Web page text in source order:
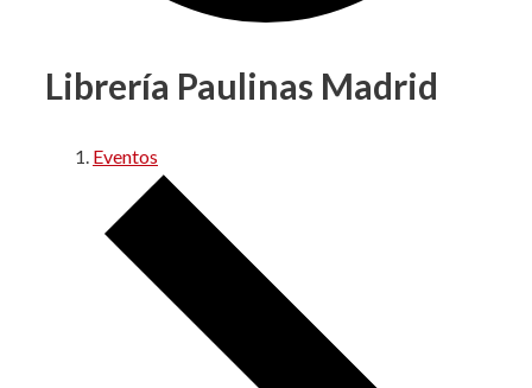
Librería Paulinas Madrid
Eventos